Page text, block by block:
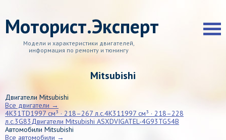
Моторист.Эксперт
Модели и характеристики двигателей,
информация по ремонту и тюнингу
Mitsubishi
Двигатели Mitsubishi
Все двигатели →
4K31TD1997 см³ · 218–267 л.с.4K311997 см³ · 218–228
л.с.3G83Двигатели Mitsubishi ASXDVIGATEL-4G93TG54B
Автомобили Mitsubishi
Все автомобили →